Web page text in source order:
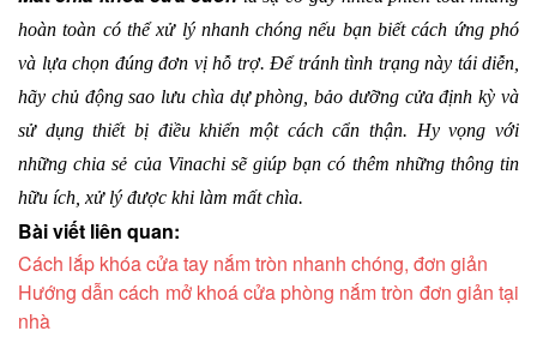
hoàn toàn có thể xử lý nhanh chóng nếu bạn biết cách ứng phó
và lựa chọn đúng đơn vị hỗ trợ. Để tránh tình trạng này tái diễn,
hãy chủ động sao lưu chìa dự phòng, bảo dưỡng cửa định kỳ và
sử dụng thiết bị điều khiển một cách cẩn thận. Hy vọng với
những chia sẻ của Vinachi sẽ giúp bạn có thêm những thông tin
hữu ích, xử lý được khi làm mất chìa.
Bài viết liên quan:
Cách lắp khóa cửa tay nắm tròn nhanh chóng, đơn giản
Hướng dẫn cách mở khoá cửa phòng nắm tròn đơn giản tại
nhà